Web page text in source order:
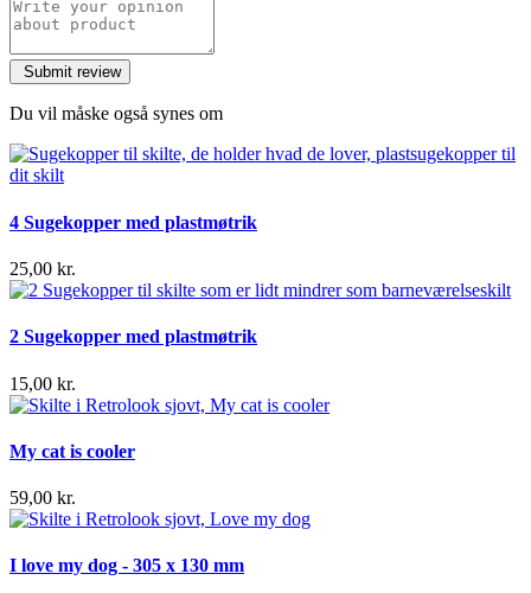
Du vil måske også synes om
4 Sugekopper med plastmøtrik
25,00 kr.
2 Sugekopper med plastmøtrik
15,00 kr.
My cat is cooler
59,00 kr.
I love my dog - 305 x 130 mm